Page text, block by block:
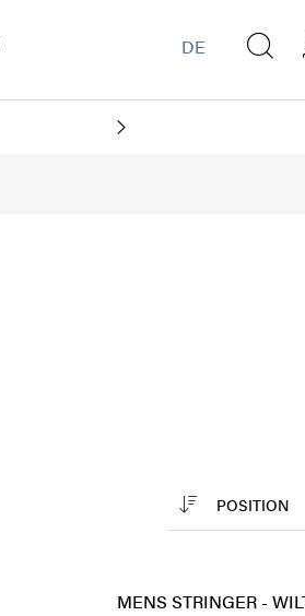
DE
POSITION
MENS STRINGER - WILT